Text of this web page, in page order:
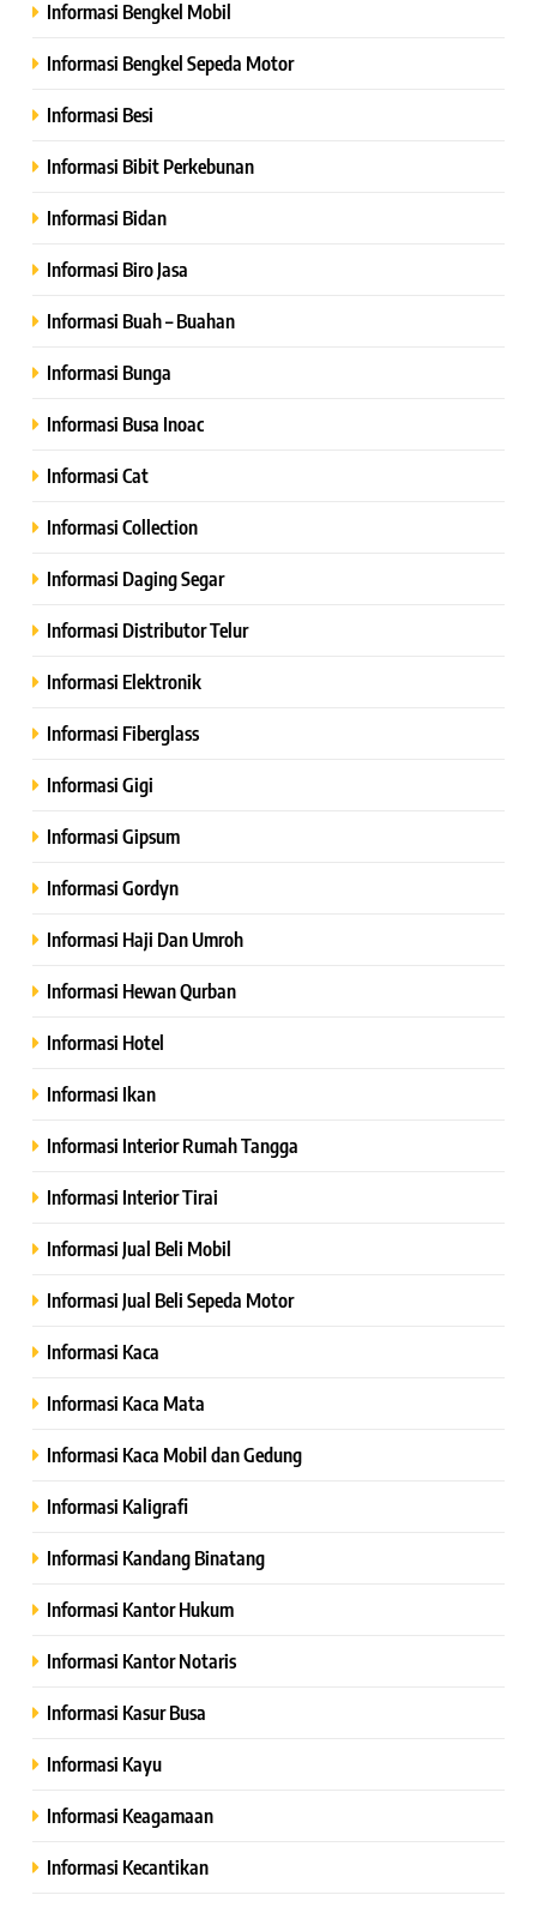
Informasi Bengkel Mobil
Informasi Bengkel Sepeda Motor
Informasi Besi
Informasi Bibit Perkebunan
Informasi Bidan
Informasi Biro Jasa
Informasi Buah – Buahan
Informasi Bunga
Informasi Busa Inoac
Informasi Cat
Informasi Collection
Informasi Daging Segar
Informasi Distributor Telur
Informasi Elektronik
Informasi Fiberglass
Informasi Gigi
Informasi Gipsum
Informasi Gordyn
Informasi Haji Dan Umroh
Informasi Hewan Qurban
Informasi Hotel
Informasi Ikan
Informasi Interior Rumah Tangga
Informasi Interior Tirai
Informasi Jual Beli Mobil
Informasi Jual Beli Sepeda Motor
Informasi Kaca
Informasi Kaca Mata
Informasi Kaca Mobil dan Gedung
Informasi Kaligrafi
Informasi Kandang Binatang
Informasi Kantor Hukum
Informasi Kantor Notaris
Informasi Kasur Busa
Informasi Kayu
Informasi Keagamaan
Informasi Kecantikan